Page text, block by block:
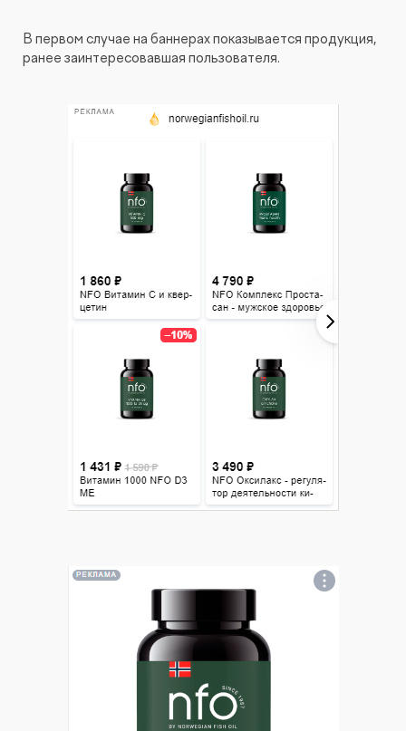
В первом случае на баннерах показывается продукция,
ранее заинтересовавшая пользователя.